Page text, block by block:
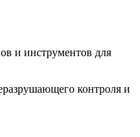
и инструментов для
контроля и